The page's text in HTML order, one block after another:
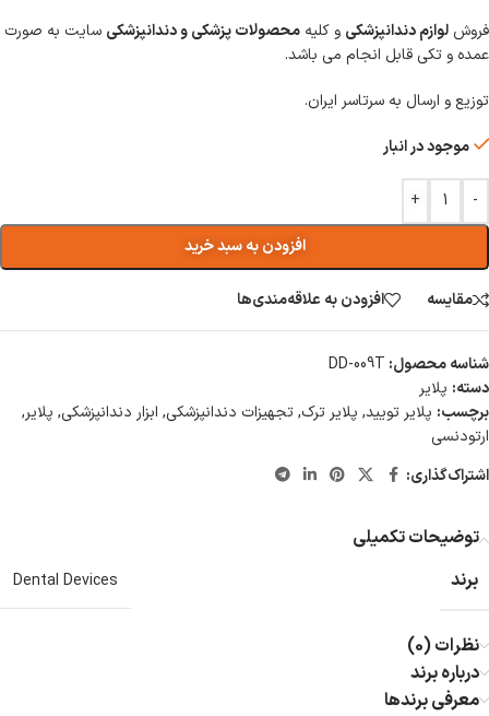
فروش لوازم دندانپزشکی و کلیه محصولات پزشکی و دندانپزشکی سایت به صورت
عمده و تکی قابل انجام می باشد.
توزیع و ارسال به سرتاسر ایران.
موجود در انبار
-
+
افزودن به سبد خرید
مقایسه افزودن به علاقه‌مندی‌ها
شناسه محصول: DD-009T
دسته: پلایر
برچسب: پلایر تویید, پلایر ترک,تجهیزات دندانپزشکی, ابزار دندانپزشکی, پلایر,
ارتودنسی
اشتراک‌گذاری:
توضیحات تکمیلی
برند
Dental Devices
نظرات (0)
درباره برند
معرفی برند‌ها